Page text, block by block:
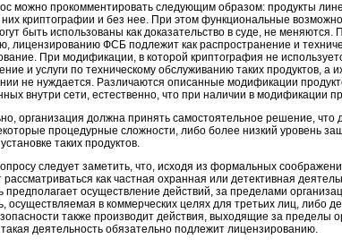
можно прокомментировать следующим образом: продукты
криптографии и без нее. При этом функциональные
быть использованы как доказательство в суде, не
лицензированию ФСБ подлежит как распространение и
При модификации, в которой криптография не
и услуги по техническому обслуживанию таких продуктов, а
не нуждается. Различаются описанные модификации
внутри сети, естественно, что при наличии в модификации
организация должна принять самостоятельное решение,
процедурные сложности, либо более низкий уровень
таких продуктов.
следует заметить, что, исходя из формальных
рассматриваться как частная охранная или детективная
предполагает осуществление действий, за пределами
осуществляемая в коммерческих целях для третьих лиц, либо
также производит действия, выходящие за пределы
деятельность обязательно подлежит лицензированию.